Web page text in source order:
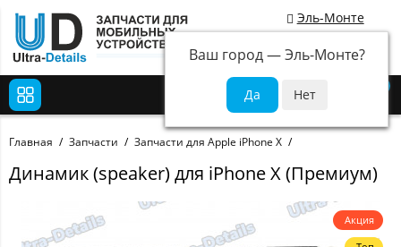
Эль-Монте
Ваш город —Эль-Монте?
Главная Запчасти Запчасти для Apple iPhone X
Динамик (speaker) для iPhone X (Премиум)
Акция